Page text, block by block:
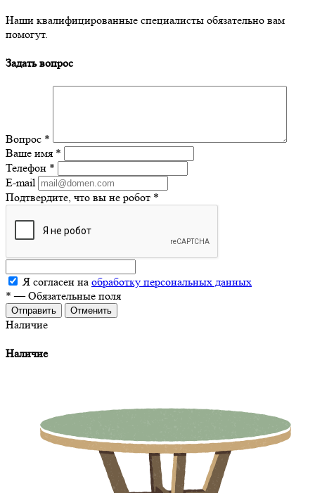
Наши квалифицированные специалисты обязательно вам
помогут.
Задать вопрос
Вопрос *
Ваше имя *
Телефон *
E-mail
Подтвердите, что вы не робот *
Я согласен на обработку персональных данных
* —Обязательные поля
Отменить
Наличие
Наличие